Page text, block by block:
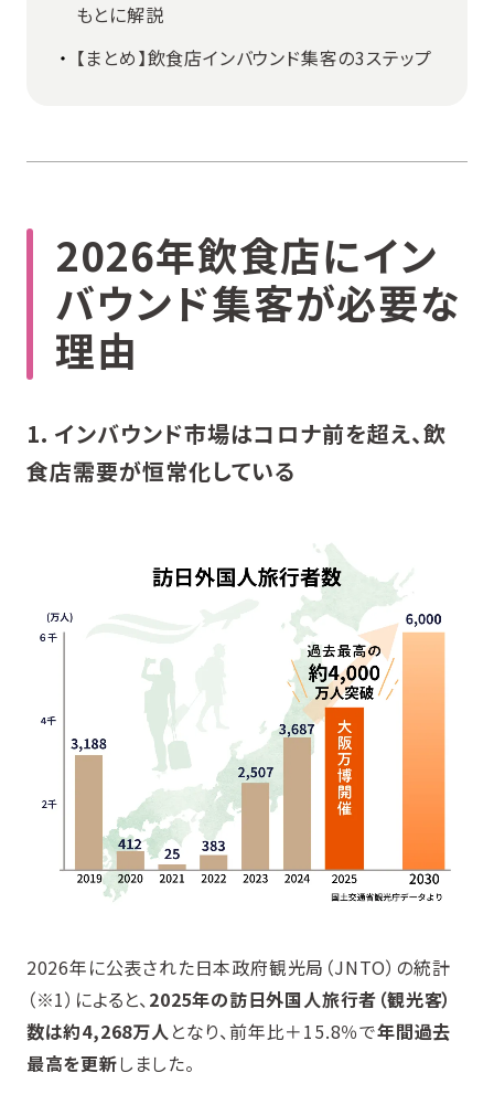
もとに解説
【まとめ】飲食店インバウンド集客の3ステップ
2026年飲食店にイン
バウンド集客が必要な
理由
1. インバウンド市場はコロナ前を超え、飲
食店需要が恒常化している
2026年に公表された日本政府観光局（JNTO）の統計
（※1）によると、 2025年の訪日外国人旅行者（観光客）
数は約4,268万人 となり、前年比＋15.8％で年間過去
最高を更新しました。